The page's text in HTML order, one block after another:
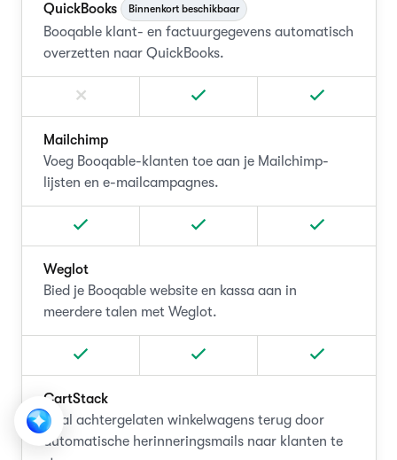
QuickBooks Binnenkort beschikbaar
Booqable klant- en factuurgegevens automatisch
overzetten naar QuickBooks.
Mailchimp
Voeg Booqable-klanten toe aan je Mailchimp-
lijsten en e-mailcampagnes.
Weglot
Bied je Booqable website en kassa aan in
meerdere talen met Weglot.
CartStack
Haal achtergelaten winkelwagens terug door
automatische herinneringsmails naar klanten te